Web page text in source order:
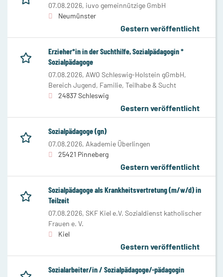
07.08.2026, iuvo gemeinnützige GmbH
Neumünster
Gestern veröffentlicht
Erzieher*in in der Suchthilfe, Sozialpädagogin *
Sozialpädagoge
07.08.2026, AWO Schleswig-Holstein gGmbH,
Bereich Jugend, Familie, Teilhabe & Sucht
24837 Schleswig
Gestern veröffentlicht
Sozialpädagoge (gn)
07.08.2026, Akademie Überlingen
25421 Pinneberg
Gestern veröffentlicht
Sozialpädagoge als Krankheitsvertretung (m/w/d) in
Teilzeit
07.08.2026, SKF Kiel e.V. Sozialdienst katholischer
Frauen e. V.
Kiel
Gestern veröffentlicht
Sozialarbeiter/in / Sozialpädagoge/-pädagogin